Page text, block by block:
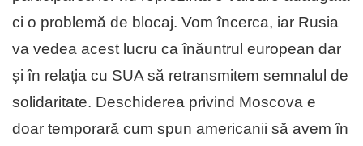
ci o problemă de blocaj. Vom încerca, iar Rusia
va vedea acest lucru ca înăuntrul european dar
și în relația cu SUA să retransmitem semnalul de
solidaritate. Deschiderea privind Moscova e
doar temporară cum spun americanii să avem în